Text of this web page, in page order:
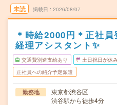
未読 掲載日 2026/08/07
＊時給2000円＊正社
経理アシスタント✨
交通費別途支給あり 土日祝日が休
正社員への紹介予定派遣
勤務地
東京都渋谷区
渋谷駅から徒歩4分